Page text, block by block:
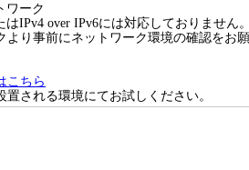
ワーク
はIPv4 over IPv6には対応しておりません
より事前にネットワーク環境の確認をお
こちら
される環境にてお試しください。